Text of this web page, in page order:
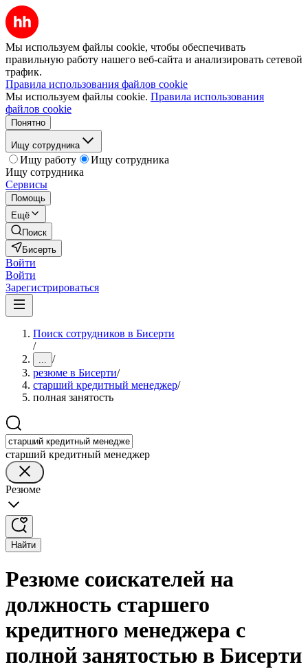
Мы используем файлы cookie, чтобы обеспечивать
правильную работу нашего веб-сайта и анализировать сетевой
трафик.
Правила использования файлов cookie
Мы используем файлы cookie. Правила использования
файлов cookie
Понятно
Ищу сотрудника
Ищу работу
Ищу сотрудника
Ищу сотрудника
Сервисы
Помощь
Ещё
Поиск
Бисерть
Войти
Войти
Зарегистрироваться
Поиск сотрудников в Бисерти
/
... /
резюме в Бисерти/
старший кредитный менеджер/
полная занятость
старший кредитный менеджер
Резюме
Найти
Резюме соискателей на
должность старшего
кредитного менеджера с
полной занятостью в Бисерти